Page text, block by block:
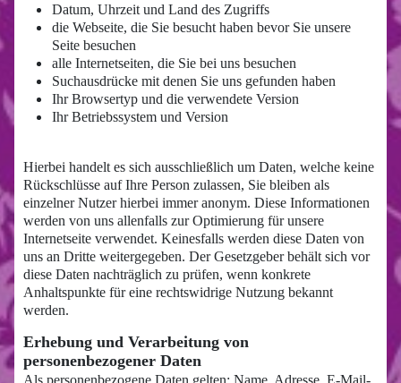
Datum, Uhrzeit und Land des Zugriffs
die Webseite, die Sie besucht haben bevor Sie unsere
Seite besuchen
alle Internetseiten, die Sie bei uns besuchen
Suchausdrücke mit denen Sie uns gefunden haben
Ihr Browsertyp und die verwendete Version
Ihr Betriebssystem und Version
Hierbei handelt es sich ausschließlich um Daten, welche keine
Rückschlüsse auf Ihre Person zulassen, Sie bleiben als
einzelner Nutzer hierbei immer anonym. Diese Informationen
werden von uns allenfalls zur Optimierung für unsere
Internetseite verwendet. Keinesfalls werden diese Daten von
uns an Dritte weitergegeben. Der Gesetzgeber behält sich vor
diese Daten nachträglich zu prüfen, wenn konkrete
Anhaltspunkte für eine rechtswidrige Nutzung bekannt
werden.
Erhebung und Verarbeitung von
personenbezogener Daten
Als personenbezogene Daten gelten: Name, Adresse, E-Mail-